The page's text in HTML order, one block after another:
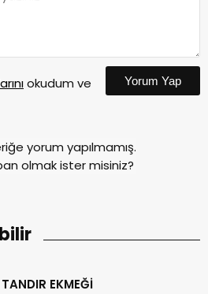
okudum ve
Yorum Yap
yorum yapılmamış.
olmak ister misiniz?
EKMEĞİ